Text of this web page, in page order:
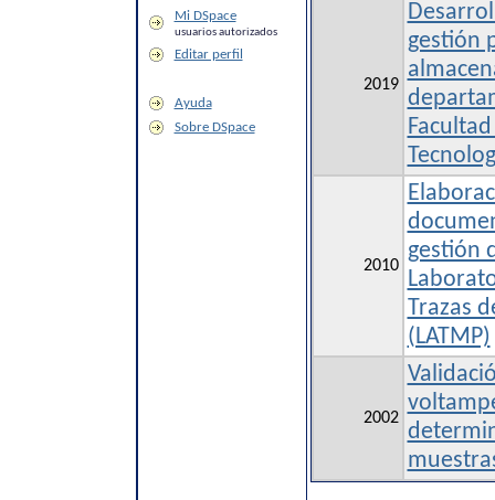
Mi DSpace
usuarios autorizados
Editar perfil
Ayuda
Sobre DSpace
2019
gestión
2010
gestión
Trazas
(LATMP)
2002